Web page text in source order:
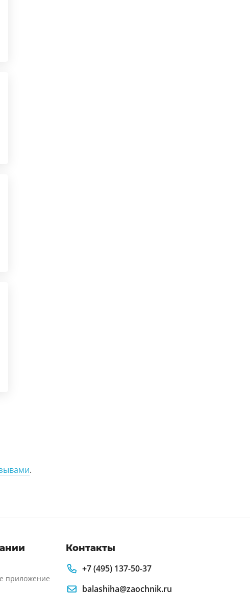
.
приложение
Контакты
+7 (495) 137-50-37
balashiha@zaochnik.ru